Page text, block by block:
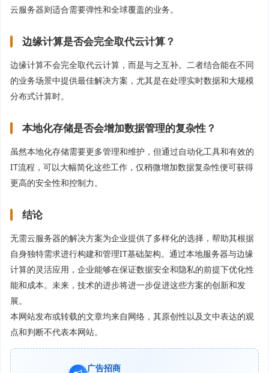
云服务器则适合需要弹性和全球覆盖的业务。
边缘计算是否会完全取代云计算？
边缘计算不会完全取代云计算，而是与之互补。二者结合能在不同
的业务场景中提供最佳解决方案，尤其是在处理实时数据和大规模
分布式计算时。
本地化存储是否会增加数据管理的复杂性？
虽然本地化存储需要更多管理和维护，但通过自动化工具和有效的
IT流程，可以大幅简化这些工作，仅稍微增加数据复杂性便可获得
更高的安全性和控制力。
结论
无需云服务器的解决方案为企业提供了多样化的选择，帮助其根据
自身独特需求进行构建和管理IT基础架构。通过本地服务器与边缘
计算的灵活应用，企业能够在保证数据安全和隐私的前提下优化性
能和成本。未来，技术的进步将进一步促进这些方案的创新和发
展。
本网站发布或转载的文章均来自网络，其原创性以及文中表达的观
点和判断不代表本网站。
广告招商